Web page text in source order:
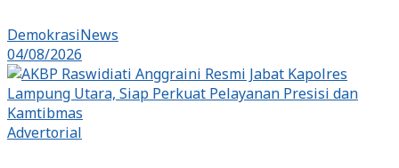
DemokrasiNews
04/08/2026
Advertorial